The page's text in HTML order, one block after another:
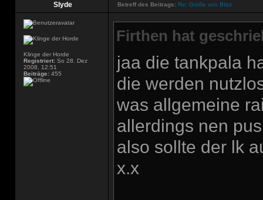
Slyde Betreff des Beitrags: Re: Grüße von Blizz
Klinge der Horde
Registriert: So 28. Dez
2008, 12:51
Beiträge: 455
Firthen hat
jaa die tankpala
die werden
was allgemeine
allerdings nen
also sollte der lk
x.x